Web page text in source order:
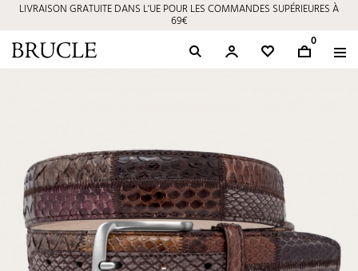
LIVRAISON GRATUITE DANS L'UE POUR LES COMMANDES SUPÉRIEURES À
69€
0